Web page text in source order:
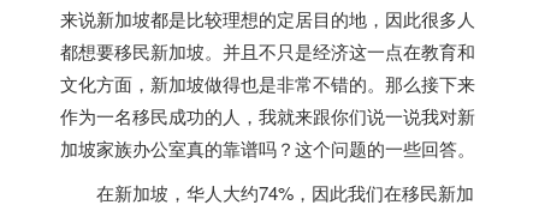
来说新加坡都是比较理想的定居目的地，因此很多人
都想要移民新加坡。并且不只是经济这一点在教育和
文化方面， 新加坡做得也是非常不错的。那么接下来
作为一名移民成功的人，我就来跟你们说一说我对新
加坡家族办公室真的靠谱吗？这个问题的一些回答。
在新加坡 ，华人大约74%，因此我们在移民新加